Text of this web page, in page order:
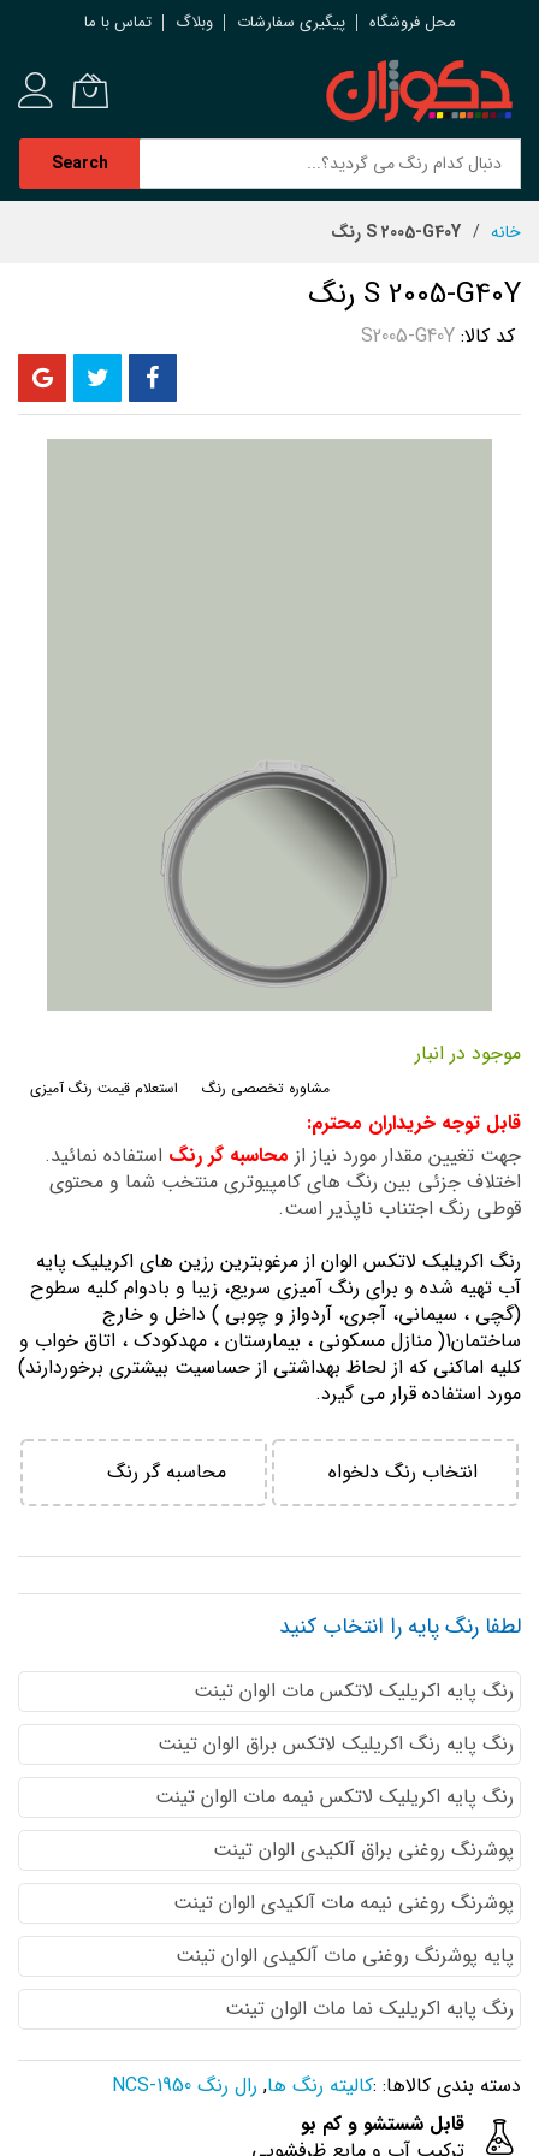
محل فروشگاه پیگیری سفارشات وبلاگ تماس با ما
Search
خانه S 2005-G40Y رنگ
S 2005-G40Y رنگ
کد کالا S2005-G40Y
ابتدای
گالری
موجود در انبار
استعلام قیمت رنگ آمیزی مشاوره تخصصی رنگ
قابل توجه خریداران محترم:
جهت تغیین مقدار مورد نیاز از محاسبه گر رنگ استفاده نمائید.
اختلاف جزئی بین رنگ های کامپیوتری منتخب شما و محتوی
قوطی رنگ اجتناب ناپذیر است.
رنگ اكريليك لاتكس الوان از مرغوبترين رزين هاي اكريليك پايه
آب تهيه شده و برای رنگ آمیزی سریع، زیبا و بادوام کلیه سطوح
(گچی ، سیمانی، آجری، آردواز و چوبی ) داخل و خارج
ساختمان1( منازل مسكوني ، بيمارستان ، مهدكودك ، اتاق خواب و
كليه اماكني كه از لحاظ بهداشتي از حساسيت بيشتري برخوردارند)
مورد استفاده قرار می گیرد.
انتخاب رنگ دلخواه محاسبه گر رنگ
لطفا رنگ پایه را انتخاب کنید
رنگ پایه اكريليك لاتكس مات الوان تینت
رنگ پایه رنگ اكريليك لاتكس براق الوان تینت
رنگ پایه اكريليك لاتكس نيمه مات الوان تینت
پوشرنگ روغنی براق آلکیدی الوان تینت
پوشرنگ روغنی نیمه مات آلکیدی الوان تینت
پایه پوشرنگ روغنی مات آلکیدی الوان تینت
رنگ پایه اکریلیک نما مات الوان تینت
دسته بندی کالاها: :کالیته رنگ ها, رال رنگ NCS-1950
قابل شستشو و کم بو